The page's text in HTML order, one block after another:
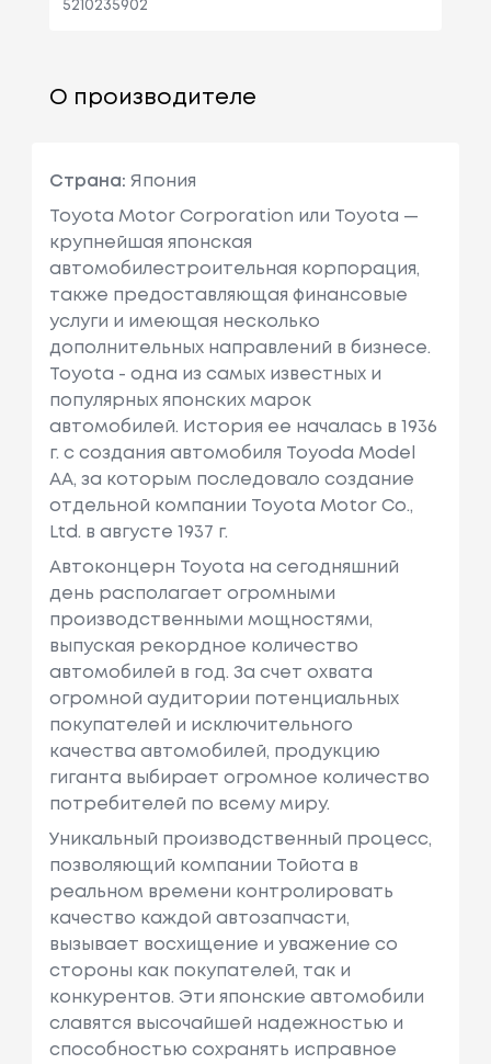
5210235902
О производителе
Страна: Япония
Toyota Motor Corporation или Toyota —
крупнейшая японская
автомобилестроительная корпорация,
также предоставляющая финансовые
услуги и имеющая несколько
дополнительных направлений в бизнесе.
Toyota - одна из самых известных и
популярных японских марок
автомобилей. История ее началась в 1936
г. с создания автомобиля Toyoda Model
AA, за которым последовало создание
отдельной компании Toyota Motor Co.,
Ltd. в августе 1937 г.
Автоконцерн Toyota на сегодняшний
день располагает огромными
производственными мощностями,
выпуская рекордное количество
автомобилей в год. За счет охвата
огромной аудитории потенциальных
покупателей и исключительного
качества автомобилей, продукцию
гиганта выбирает огромное количество
потребителей по всему миру.
Уникальный производственный процесс,
позволяющий компании Тойота в
реальном времени контролировать
качество каждой автозапчасти,
вызывает восхищение и уважение со
стороны как покупателей, так и
конкурентов. Эти японские автомобили
славятся высочайшей надежностью и
способностью сохранять исправное